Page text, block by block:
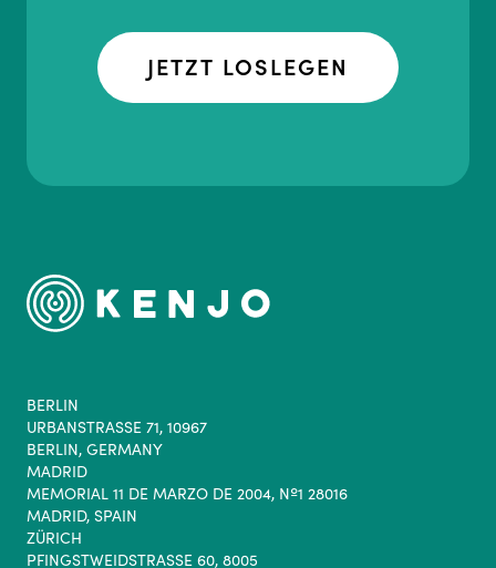
JETZT LOSLEGEN
BERLIN
URBANSTRASSE 71, 10967
BERLIN, GERMANY
MADRID
MEMORIAL 11 DE MARZO DE 2004, Nº1 28016
MADRID, SPAIN
ZÜRICH
PFINGSTWEIDSTRASSE 60, 8005